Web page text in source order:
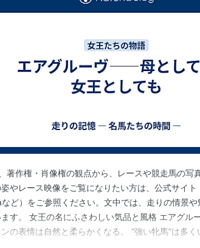
著作権・肖像権の観点から、レースや競走馬の写
やレース映像をご覧になりたい方は、公式サイト
ど）をご参照ください。文中では、走りの情景
す。 女王の名にふさわしい気品と風格 エアグル
の表情は自然と柔らかくなる。 “強い牝馬”は多く